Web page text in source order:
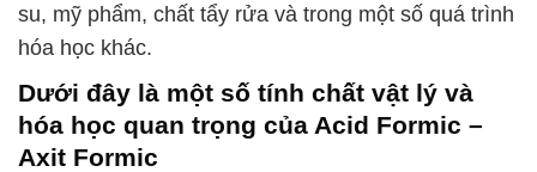
su, mỹ phẩm, chất tẩy rửa và trong một số quá trình
hóa học khác.
Dưới đây là một số tính chất vật lý và
hóa học quan trọng của Acid Formic –
Axit Formic